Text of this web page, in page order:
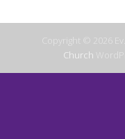
Copyright © 2026
Church